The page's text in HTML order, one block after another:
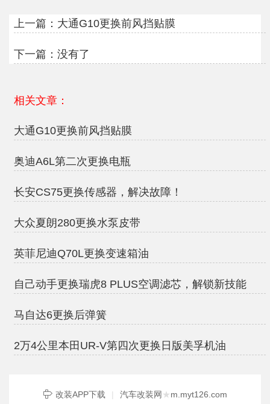
上一篇： 大通G10更换前风挡贴膜
下一篇：没有了
相关文章：
大通G10更换前风挡贴膜
奥迪A6L第二次更换电瓶
长安CS75更换传感器，解决故障！
大众夏朗280更换水泵皮带
英菲尼迪Q70L更换变速箱油
自己动手更换瑞虎8 PLUS空调滤芯，解锁新技能
马自达6更换后弹簧
2万4公里本田UR-V第四次更换日版美孚机油
改装APP下载 | 汽车改装网 ★m.myt126.com